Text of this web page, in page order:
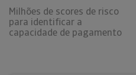
Milhões de scores de risco
para identificar a
capacidade de pagamento